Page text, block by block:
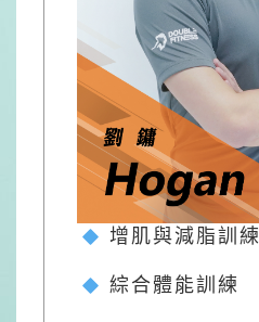
增肌與減脂訓練
綜合體能訓練